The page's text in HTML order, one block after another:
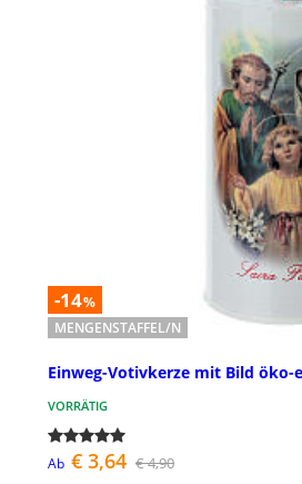
-14%
MENGENSTAFFEL/N
Einweg-Votivkerze mit Bild öko-
VORRÄTIG
Ab € 3,64 € 4,90